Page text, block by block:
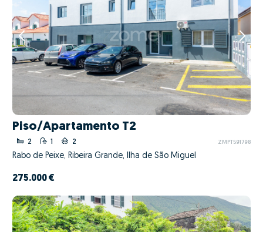
Piso/Apartamento T2
2 1 2 ZMPT591798
Rabo de Peixe, Ribeira Grande, Ilha de São Miguel
275.000 €